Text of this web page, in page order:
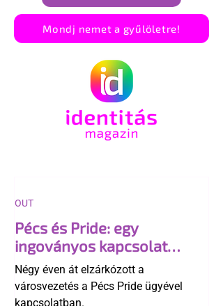
Mondj nemet a gyűlöletre!
Pécs és Pride: egy
ingoványos kapcsolat
története
Négy éven át elzárkózott a
városvezetés a Pécs Pride ügyével
kapcsolatban.
OUT